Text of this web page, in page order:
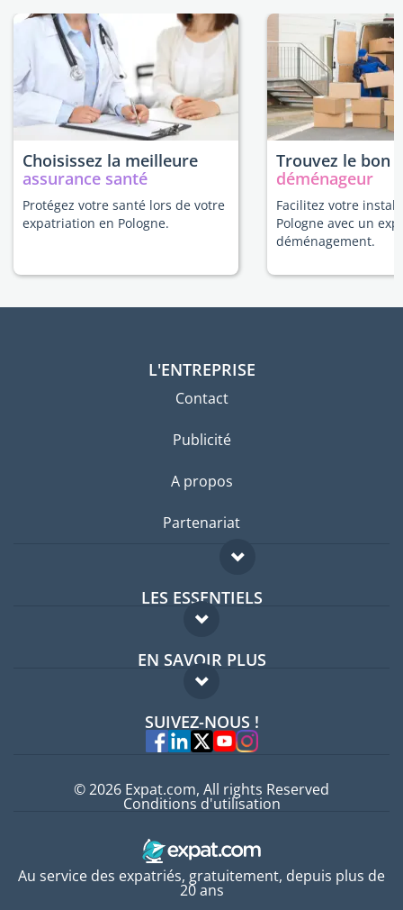
Choisissez la meilleure
assurance santé
Protégez votre santé lors de votre
expatriation en Pologne.
Trouvez le bon
déménageur
Facilitez votre
Pologne avec un
déménagement.
L'ENTREPRISE
Contact
Publicité
A propos
Partenariat
LES ESSENTIELS
Forum expatriés
Guides pays
EN SAVOIR PLUS
FAQ
Experts
SUIVEZ-NOUS !
Au service des expatriés, gratuitement, depuis plus de
20 ans
© 2026 Expat.com, All rights Reserved
Conditions d'utilisation